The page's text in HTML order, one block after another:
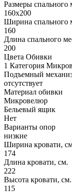
Размеры
160х200
Ширина спального
160
Длина спального
200
Цвета Обивки
1 Категория
Подъемный
отсутствует
Материал обивки
Микровелюр
Бельевый ящик
Нет
Варианты опор
низкие
Ширина кровати,
174
Длина кровати, см.
222
Высота кровати, см.
115